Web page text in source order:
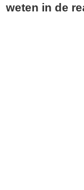
weten in de